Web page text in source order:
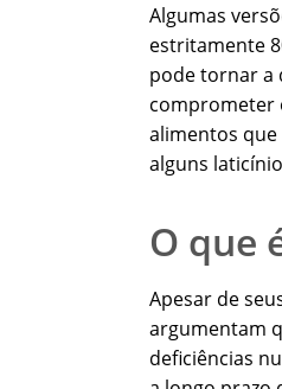
Algumas
estritamente
pode tornar a
comprometer
alimentos
alguns
O que
Apesar de
argumentam
deficiências